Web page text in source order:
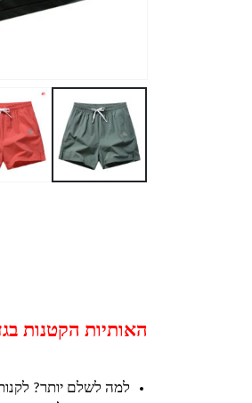
האותיות הקטנות
למה לשלם יותר?